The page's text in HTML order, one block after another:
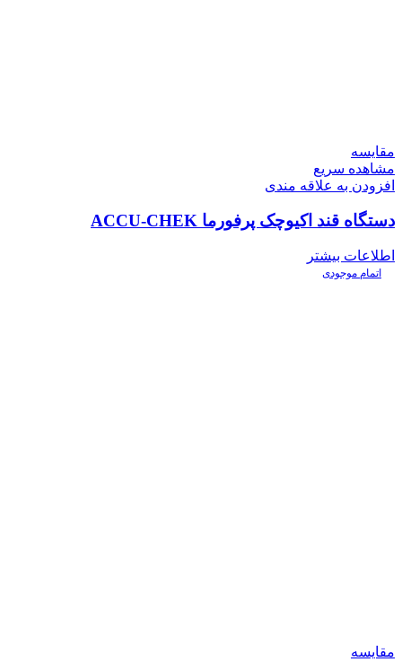
مقایسه
مشاهده سریع
افزودن به علاقه مندی
دستگاه قند اکیوچک پرفورما ACCU-CHEK
اطلاعات بیشتر
اتمام موجودی
مقایسه